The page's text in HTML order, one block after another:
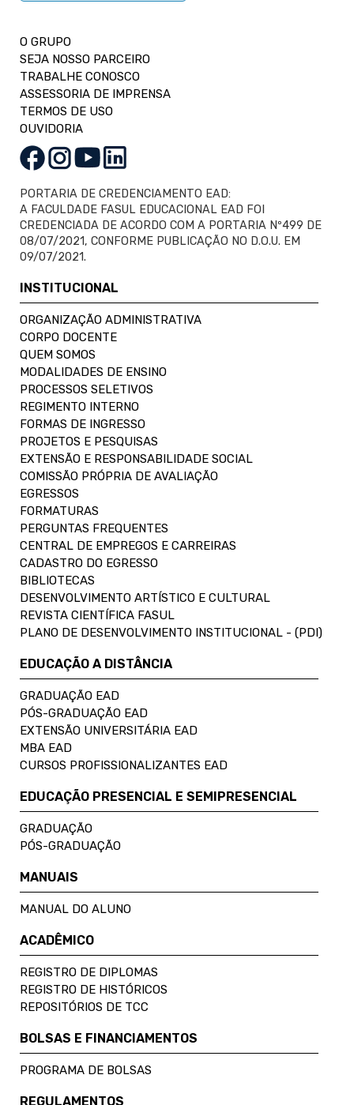
O GRUPO
SEJA NOSSO PARCEIRO
TRABALHE CONOSCO
ASSESSORIA DE IMPRENSA
TERMOS DE USO
OUVIDORIA
PORTARIA DE CREDENCIAMENTO EAD:
A FACULDADE FASUL EDUCACIONAL EAD FOI
CREDENCIADA DE ACORDO COM A PORTARIA Nº499 DE
08/07/2021, CONFORME PUBLICAÇÃO NO D.O.U. EM
09/07/2021.
INSTITUCIONAL
ORGANIZAÇÃO ADMINISTRATIVA
CORPO DOCENTE
QUEM SOMOS
MODALIDADES DE ENSINO
PROCESSOS SELETIVOS
REGIMENTO INTERNO
FORMAS DE INGRESSO
PROJETOS E PESQUISAS
EXTENSÃO E RESPONSABILIDADE SOCIAL
COMISSÃO PRÓPRIA DE AVALIAÇÃO
EGRESSOS
FORMATURAS
PERGUNTAS FREQUENTES
CENTRAL DE EMPREGOS E CARREIRAS
CADASTRO DO EGRESSO
BIBLIOTECAS
DESENVOLVIMENTO ARTÍSTICO E CULTURAL
REVISTA CIENTÍFICA FASUL
PLANO DE DESENVOLVIMENTO INSTITUCIONAL - (PDI)
EDUCAÇÃO A DISTÂNCIA
GRADUAÇÃO EAD
PÓS-GRADUAÇÃO EAD
EXTENSÃO UNIVERSITÁRIA EAD
MBA EAD
CURSOS PROFISSIONALIZANTES EAD
EDUCAÇÃO PRESENCIAL E SEMIPRESENCIAL
GRADUAÇÃO
PÓS-GRADUAÇÃO
MANUAIS
MANUAL DO ALUNO
ACADÊMICO
REGISTRO DE DIPLOMAS
REGISTRO DE HISTÓRICOS
REPOSITÓRIOS DE TCC
BOLSAS E FINANCIAMENTOS
PROGRAMA DE BOLSAS
REGULAMENTOS